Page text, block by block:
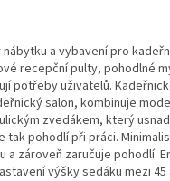
a vybavení pro
recepční pulty, pohodlné
potřeby uživatelů.
salon, kombinuje
zvedákem, který
pohodlí při práci.
zároveň zaručuje pohodlí.
výšky sedáku mezi 45